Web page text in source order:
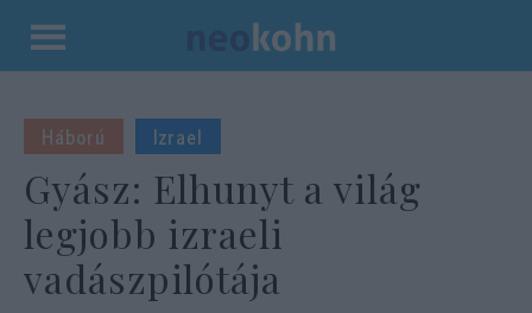
Kilépés
tartalomba
Háború Izrael
Gyász: Elhunyt a világ
legjobb izraeli
vadászpilótája